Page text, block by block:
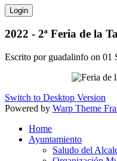
2022 - 2ª Feria de la
Escrito por guadalinfo on 01
Switch to Desktop Version
Powered by Warp Theme
Home
Ayuntamiento
Saludo del